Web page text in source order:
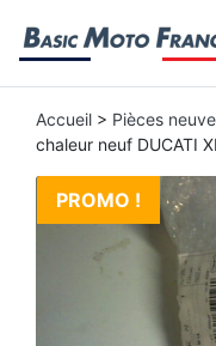
Accueil > Pièces
chaleur neuf DUCATI
PROMO !